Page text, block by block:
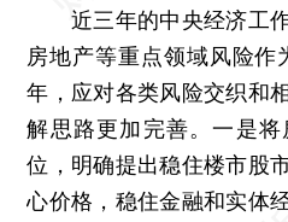
近三年的中央经济工作
房地产等重点领域风险
年，应对各类风险交织和
解思路更加完善。一是
位，明确提出稳住楼市股
心价格，稳住金融和实体